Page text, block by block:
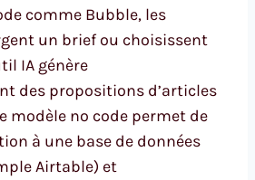
comme Bubble, les
un brief ou choisissent
IA génère
des propositions d’articles
modèle no code permet de
à une base de données
Airtable) et